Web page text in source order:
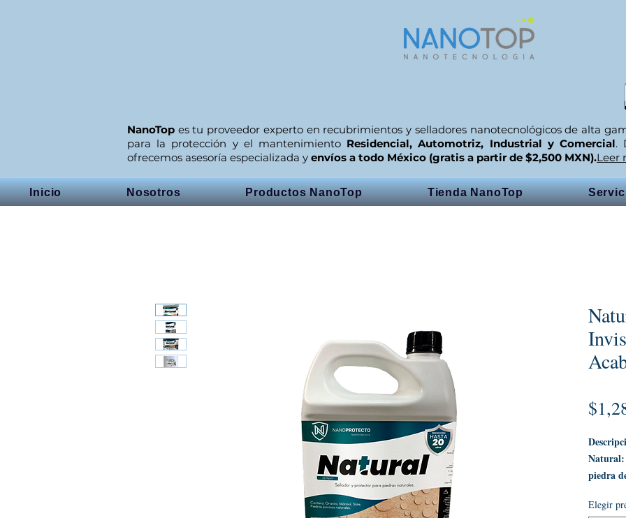
NanoTop es tu proveedor experto en recubrimientos y selladores nanotecnológicos de alta
para la protección y el mantenimiento Residencial, Automotriz, Industrial y Comercial.
ofrecemos asesoría especializada y envíos a todo México (gratis a partir de $2,500 MXN).Leer
Inicio Nosotros Productos NanoTop Tienda NanoTop
Natural:
piedra
acabado
Elegir